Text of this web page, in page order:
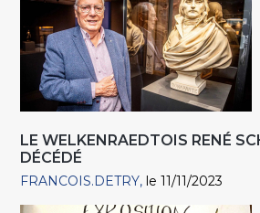
LE WELKENRAEDTOIS RENÉ
DÉCÉDÉ
FRANCOIS.DETRY le 11/11/2023